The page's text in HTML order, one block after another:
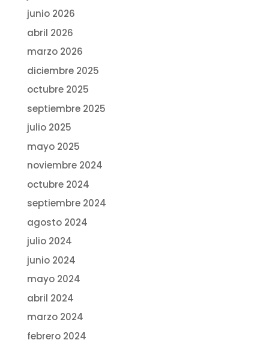
junio 2026
abril 2026
marzo 2026
diciembre 2025
octubre 2025
septiembre 2025
julio 2025
mayo 2025
noviembre 2024
octubre 2024
septiembre 2024
agosto 2024
julio 2024
junio 2024
mayo 2024
abril 2024
marzo 2024
febrero 2024